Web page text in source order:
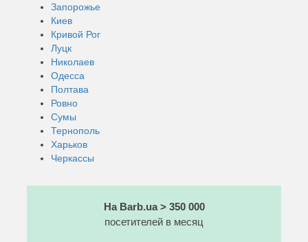
Запорожье
Киев
Кривой Рог
Луцк
Николаев
Одесса
Полтава
Ровно
Сумы
Тернополь
Харьков
Черкассы
На Barb.ua > 350 000
посетителей в месяц